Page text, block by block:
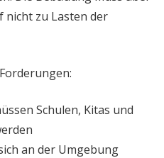
nicht zu Lasten der
Schulen, Kitas und
an der Umgebung